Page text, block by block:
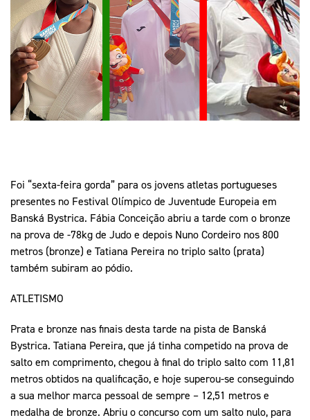
Marketing
Media
Documentos
Contactos
Equipa Portugal
Educação
Equipa Portugal
Arquivo Histórico
Educação Olímpica
Equipa Portugal
Foi “sexta-feira gorda” para os jovens atletas portugueses
presentes no Festival Olímpico de Juventude Europeia em
Banská Bystrica. Fábia Conceição abriu a tarde com o bronze
na prova de -78kg de Judo e depois Nuno Cordeiro nos 800
metros (bronze) e Tatiana Pereira no triplo salto (prata)
também subiram ao pódio.
ATLETISMO
Prata e bronze nas finais desta tarde na pista de Banská
Bystrica. Tatiana Pereira, que já tinha competido na prova de
salto em comprimento, chegou à final do triplo salto com 11,81
metros obtidos na qualificação, e hoje superou-se conseguindo
a sua melhor marca pessoal de sempre – 12,51 metros e
medalha de bronze. Abriu o concurso com um salto nulo, para